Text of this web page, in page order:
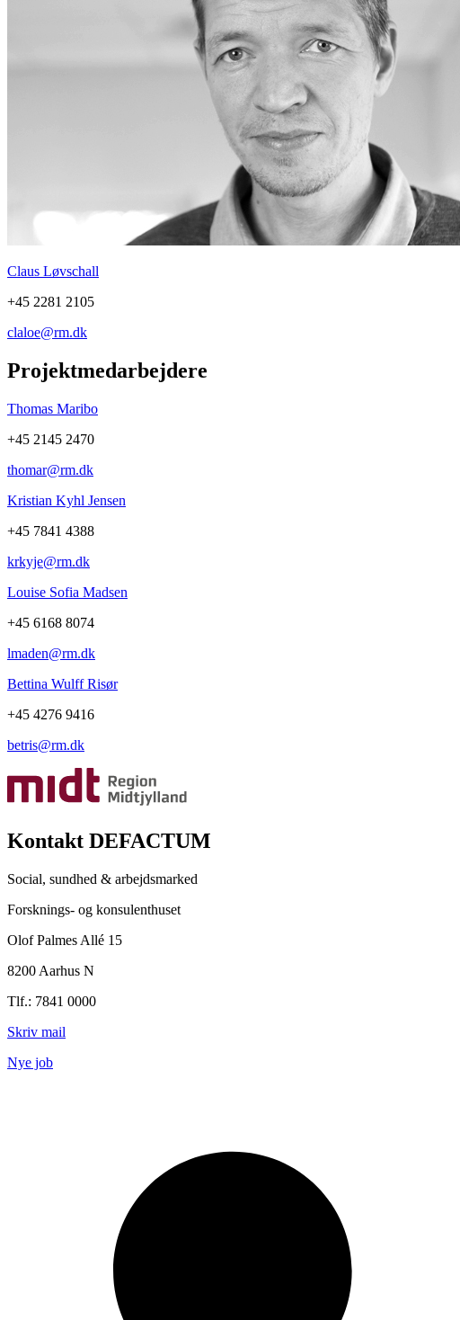
Claus Løvschall
+45 2281 2105
claloe@rm.dk
Projektmedarbejdere
Thomas Maribo
+45 2145 2470
thomar@rm.dk
Kristian Kyhl Jensen
+45 7841 4388
krkyje@rm.dk
Louise Sofia Madsen
+45 6168 8074
lmaden@rm.dk
Bettina Wulff Risør
+45 4276 9416
betris@rm.dk
Kontakt DEFACTUM
Social, sundhed & arbejdsmarked
Forsknings- og konsulenthuset
Olof Palmes Allé 15
8200 Aarhus N
Tlf.: 7841 0000
Skriv mail
Nye job